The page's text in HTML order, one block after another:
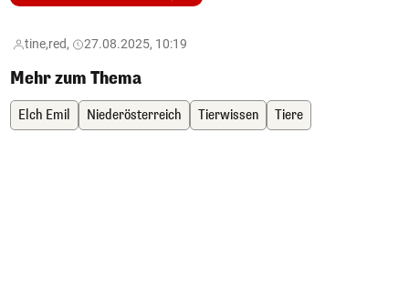
tine,red, 27.08.2025, 10:19
Mehr zum Thema
Elch Emil Niederösterreich Tierwissen Tiere